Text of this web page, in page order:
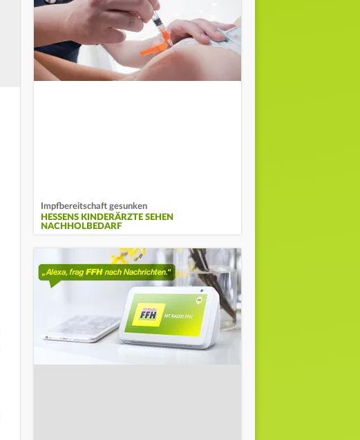
Impfbereitschaft gesunken
HESSENS KINDERÄRZTE SEHEN
NACHHOLBEDARF